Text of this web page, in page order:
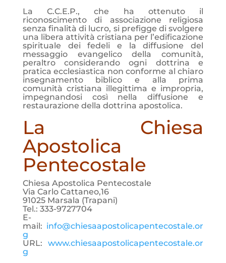
La C.C.E.P., che ha ottenuto il
riconoscimento di associazione religiosa
senza finalità di lucro, si prefigge di svolgere
una libera attività cristiana per l’edificazione
spirituale dei fedeli e la diffusione del
messaggio evangelico della comunità,
peraltro considerando ogni dottrina e
pratica ecclesiastica non conforme al chiaro
insegnamento biblico e alla prima
comunità cristiana illegittima e impropria,
impegnandosi così nella diffusione e
restaurazione della dottrina apostolica.
La Chiesa
Apostolica
Pentecostale
Chiesa Apostolica Pentecostale
Via Carlo Cattaneo,16
91025 Marsala (Trapani)
Tel.: 333-9727704
E-
mail: info@chiesaapostolicapentecostale.or
g
URL:www.chiesaapostolicapentecostale.or
g